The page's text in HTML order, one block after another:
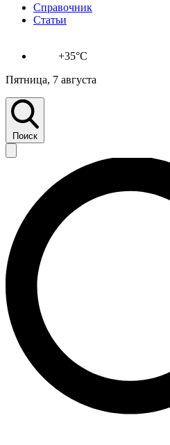
Справочник
Статьи
+35°C
Пятница, 7 августа
Поиск